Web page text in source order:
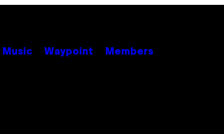
Music Waypoint Members